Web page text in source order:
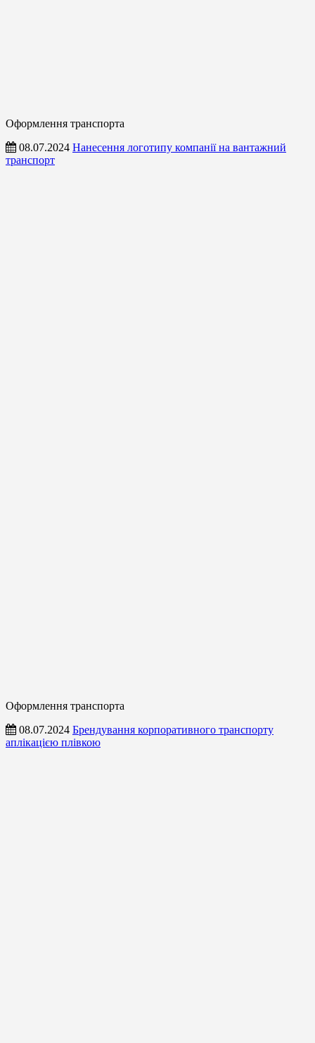
Оформлення транспорта
08.07.2024 Нанесення логотипу компанії на вантажний
транспорт
Оформлення транспорта
08.07.2024 Брендування корпоративного транспорту
аплікацією плівкою